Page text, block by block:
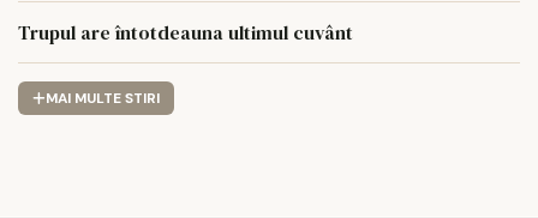
Trupul are întotdeauna ultimul cuvânt
MAI MULTE STIRI